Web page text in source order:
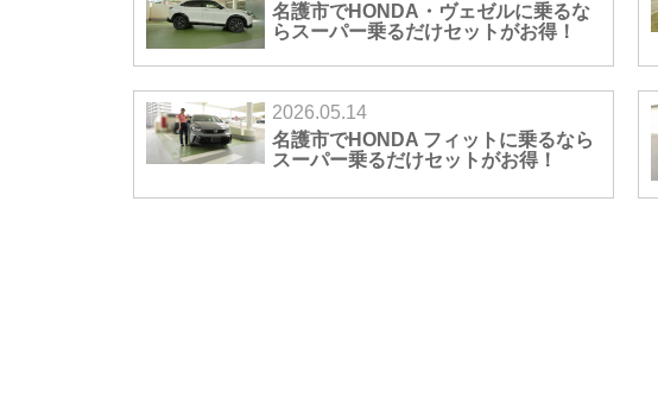
名護市でHONDA・ヴェゼルに乗るな
らスーパー乗るだけセットがお得！
2026.05.14
名護市でHONDA フィットに乗るなら
スーパー乗るだけセットがお得！